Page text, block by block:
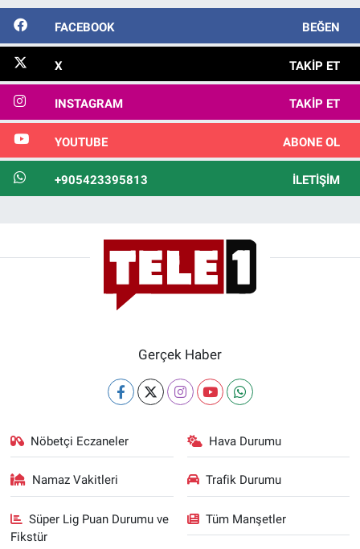
FACEBOOK BEĞEN
X TAKIP ET
INSTAGRAM TAKIP ET
YOUTUBE ABONE OL
+905423395813 İLETIŞIM
Gerçek Haber
Nöbetçi Eczaneler Hava Durumu
Namaz Vakitleri Trafik Durumu
Süper Lig Puan Durumu ve
Fikstür
Tüm Manşetler